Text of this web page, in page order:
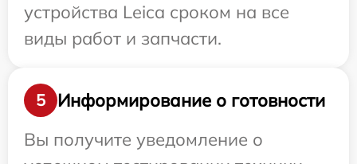
устройства Leica сроком на все
виды работ и запчасти.
5
Информирование о готовности
Вы получите уведомление о